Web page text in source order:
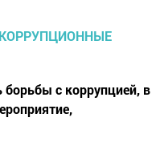
с коррупцией, в